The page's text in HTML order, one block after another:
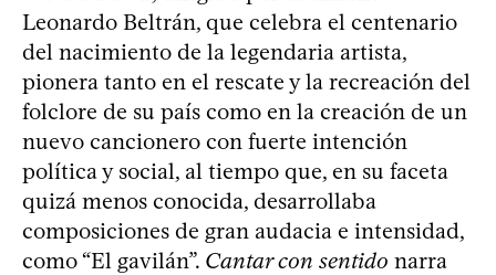
Leonardo Beltrán, que celebra el centenario
del nacimiento de la legendaria artista,
pionera tanto en el rescate y la recreación del
folclore de su país como en la creación de un
nuevo cancionero con fuerte intención
política y social, al tiempo que, en su faceta
quizá menos conocida, desarrollaba
composiciones de gran audacia e intensidad,
como “El gavilán”. Cantar con sentido narra